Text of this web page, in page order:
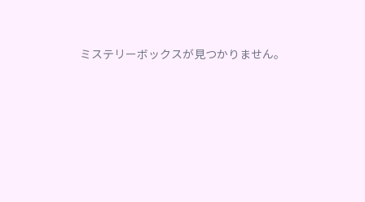
ミステリーボックスが見つかりません。